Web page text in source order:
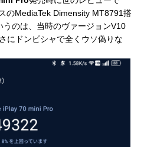
のMediaTek Dimensity MT8791搭
のは、当時のヴァージョンV10
にドンピシャで全くウソ偽りな